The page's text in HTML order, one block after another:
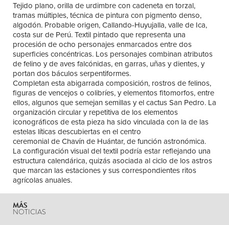
EL MUSEO
NOTICIAS
ÚLTIMOS VIDEOS
Tejido plano, orilla de urdimbre con cadeneta en torzal,
tramas múltiples, técnica de pintura con pigmento denso,
algodón. Probable origen, Callando-Huyujalla, valle de Ica,
costa sur de Perú. Textil pintado que representa una
procesión de ocho personajes enmarcados entre dos
superficies concéntricas. Los personajes combinan atributos
de felino y de aves falcónidas, en garras, uñas y dientes, y
portan dos báculos serpentiformes.
Completan esta abigarrada composición, rostros de felinos,
figuras de vencejos o colibríes, y elementos fitomorfos, entre
ellos, algunos que semejan semillas y el cactus San Pedro. La
organización circular y repetitiva de los elementos
iconográficos de esta pieza ha sido vinculada con la de las
estelas líticas descubiertas en el centro
ceremonial de Chavín de Huántar, de función astronómica.
La configuración visual del textil podría estar reflejando una
estructura calendárica, quizás asociada al ciclo de los astros
que marcan las estaciones y sus correspondientes ritos
agrícolas anuales.
MÁS
NOTICIAS